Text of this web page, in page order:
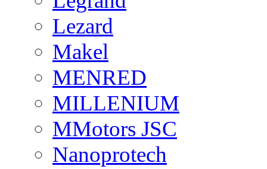
Lezard
Makel
MENRED
MILLENIUM
MMotors JSC
Nanoprotech